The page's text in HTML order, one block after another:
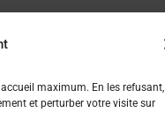
maximum. En les refusant,
et perturber votre visite sur